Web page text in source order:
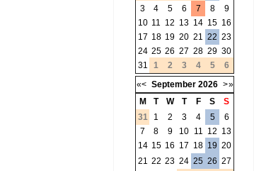
3
4 5 6 7 8
9
10 11 12 13 14 15 16
17 18 19 20 21 22 23
24 25 26 27 28 29 30
31
1 2 3 4 5
6
«< September 2026 >»
M
T W T F S
S
31
1 2 3 4 5
6
7
8 9 10 11 12 13
14 15 16 17 18 19 20
21 22 23 24 25 26 27